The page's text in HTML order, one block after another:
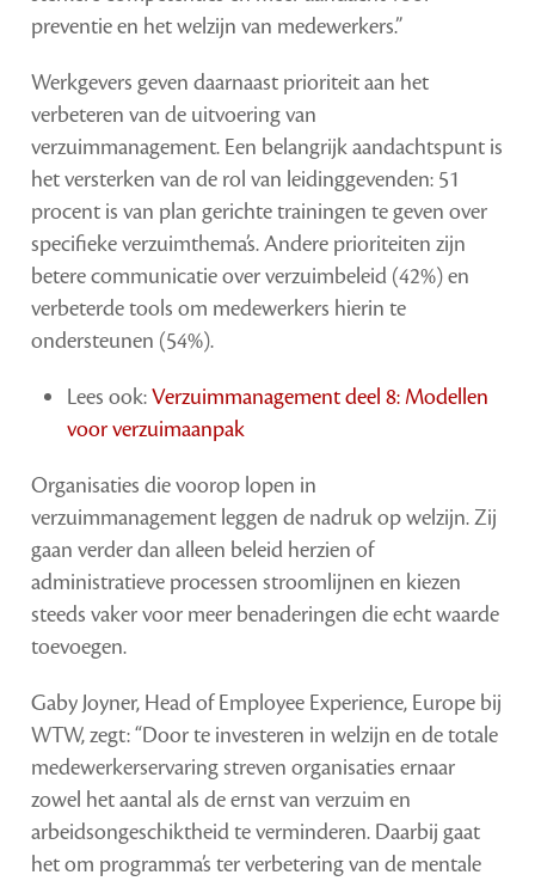
preventie en het welzijn van medewerkers.”
Werkgevers geven daarnaast prioriteit aan het
verbeteren van de uitvoering van
verzuimmanagement. Een belangrijk aandachtspunt is
het versterken van de rol van leidinggevenden: 51
procent is van plan gerichte trainingen te geven over
specifieke verzuimthema’s. Andere prioriteiten zijn
betere communicatie over verzuimbeleid (42%) en
verbeterde tools om medewerkers hierin te
ondersteunen (54%).
Lees ook:Verzuimmanagement deel 8: Modellen
voor verzuimaanpak
Organisaties die voorop lopen in
verzuimmanagement leggen de nadruk op welzijn. Zij
gaan verder dan alleen beleid herzien of
administratieve processen stroomlijnen en kiezen
steeds vaker voor meer benaderingen die echt waarde
toevoegen.
Gaby Joyner, Head of Employee Experience, Europe bij
WTW, zegt: “Door te investeren in welzijn en de totale
medewerkerservaring streven organisaties ernaar
zowel het aantal als de ernst van verzuim en
arbeidsongeschiktheid te verminderen. Daarbij gaat
het om programma’s ter verbetering van de mentale